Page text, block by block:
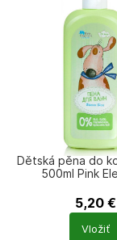
Dětská pěna do
500ml Pink
5,20 €
Počet
produktů
Vložiť